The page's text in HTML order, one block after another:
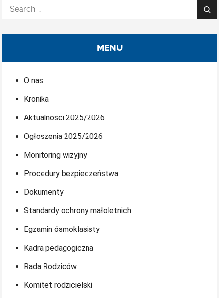
Search
MENU
O nas
Kronika
Aktualności 2025/2026
Ogłoszenia 2025/2026
Monitoring wizyjny
Procedury bezpieczeństwa
Dokumenty
Standardy ochrony małoletnich
Egzamin ósmoklasisty
Kadra pedagogiczna
Rada Rodziców
Komitet rodzicielski